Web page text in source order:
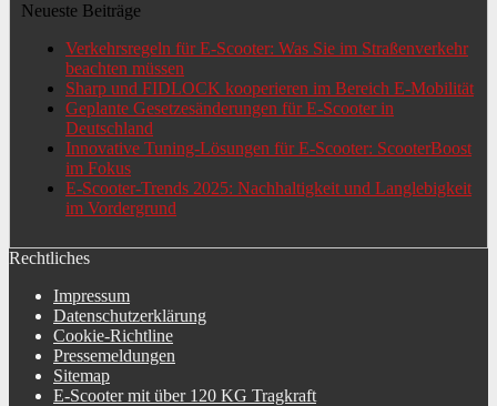
Neueste Beiträge
Verkehrsregeln für E-Scooter: Was Sie im Straßenverkehr
beachten müssen
Sharp und FIDLOCK kooperieren im Bereich E-Mobilität
Geplante Gesetzesänderungen für E-Scooter in
Deutschland
Innovative Tuning-Lösungen für E-Scooter: ScooterBoost
im Fokus
E-Scooter-Trends 2025: Nachhaltigkeit und Langlebigkeit
im Vordergrund
Rechtliches
Impressum
Datenschutzerklärung
Cookie-Richtline
Pressemeldungen
Sitemap
E-Scooter mit über 120 KG Tragkraft